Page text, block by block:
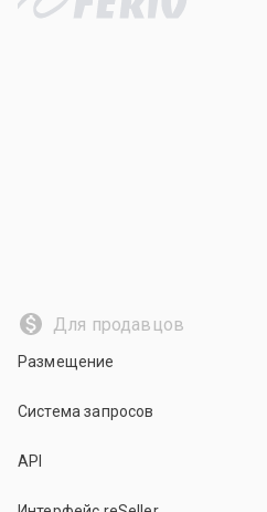
Для продавцов
Размещение
Система запросов
API